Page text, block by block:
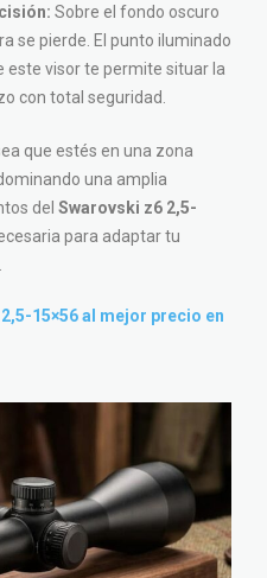
Sobre el fondo oscuro
se pierde. El punto iluminado
este visor te permite situar la
con total seguridad.
que estés en una zona
una amplia
del Swarovski z6 2,5-
para adaptar tu
15×56 al mejor precio en